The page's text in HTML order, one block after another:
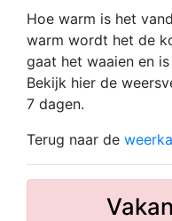
Hoe warm is het
warm wordt het de
gaat het waaien en
Bekijk hier de
7 dagen.
Terug naar de